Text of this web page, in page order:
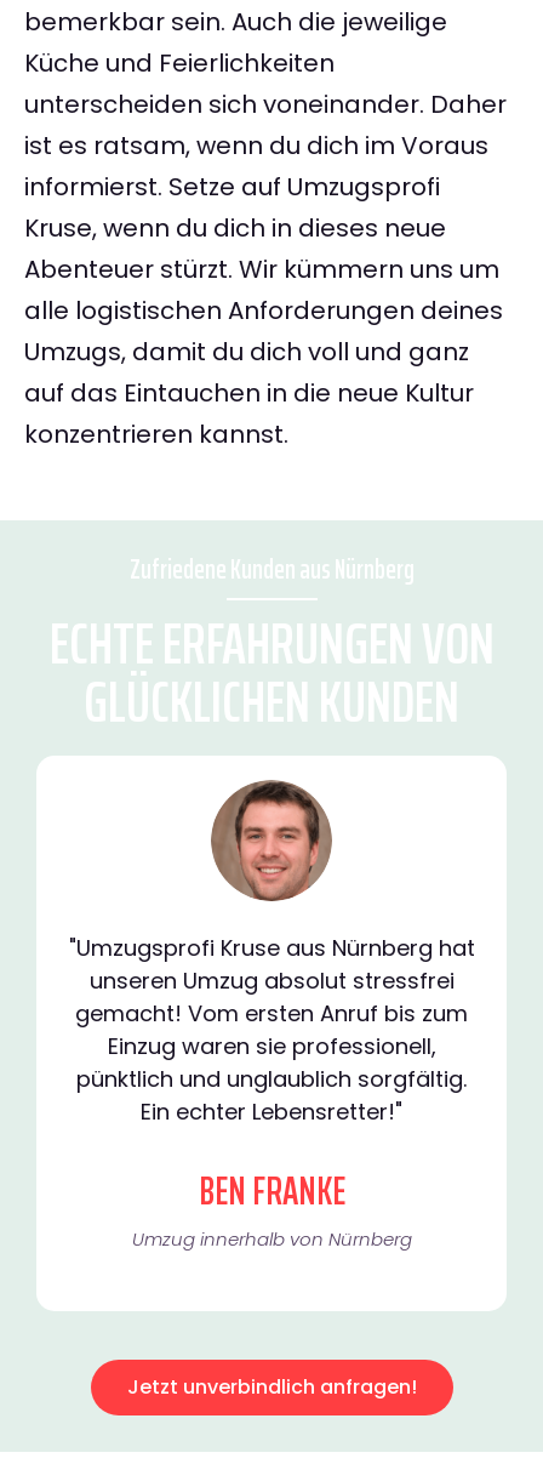
bemerkbar sein. Auch die jeweilige
Küche und Feierlichkeiten
unterscheiden sich voneinander. Daher
ist es ratsam, wenn du dich im Voraus
informierst. Setze auf Umzugsprofi
Kruse, wenn du dich in dieses neue
Abenteuer stürzt. Wir kümmern uns um
alle logistischen Anforderungen deines
Umzugs, damit du dich voll und ganz
auf das Eintauchen in die neue Kultur
konzentrieren kannst.
Zufriedene Kunden aus Nürnberg
ECHTE ERFAHRUNGEN VON
GLÜCKLICHEN KUNDEN
"Umzugsprofi Kruse aus Nürnberg hat
unseren Umzug absolut stressfrei
gemacht! Vom ersten Anruf bis zum
Einzug waren sie professionell,
pünktlich und unglaublich sorgfältig.
Ein echter Lebensretter!"
BEN FRANKE
Umzug innerhalb von Nürnberg​
Jetzt unverbindlich anfragen!